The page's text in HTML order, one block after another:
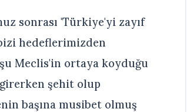
sonrası 'Türkiye'yi zayıf
hedeflerimizden
Meclis'in ortaya koyduğu
girerken şehit olup
başına musibet olmuş